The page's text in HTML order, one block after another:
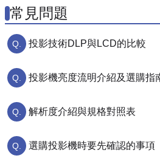
常見問題
投影技術DLP與LCD的比較
投影機亮度流明介紹及選購指
解析度介紹與規格對照表
選購投影機時要先確認的事項